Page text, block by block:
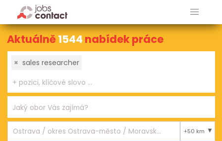
Aktuálně1544 nabídek práce
× sales researcher
+50 km